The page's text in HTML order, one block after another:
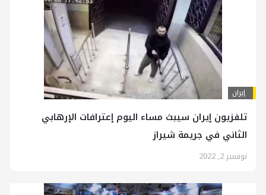
إيران
تلفزيون إيران سيبث مساء اليوم إعترافات الإرهابي
الثاني في جريمة شيراز
نوفمبر 2, 2022